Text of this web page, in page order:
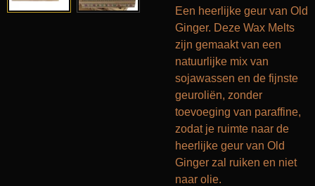
Een heerlijke geur van Old
Ginger. Deze Wax Melts
zijn gemaakt van een
natuurlijke mix van
sojawassen en de fijnste
geuroliën, zonder
toevoeging van paraffine,
zodat je ruimte naar de
heerlijke geur van Old
Ginger zal ruiken en niet
naar olie.